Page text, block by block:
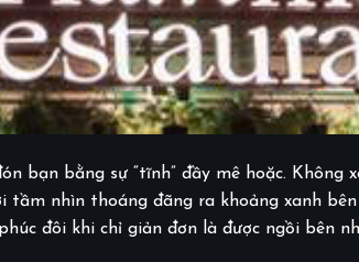
bạn bằng sự “tĩnh” đầy mê hoặc. Không
tầm nhìn thoáng đãng ra khoảng xanh
đôi khi chỉ giản đơn là được ngồi bên